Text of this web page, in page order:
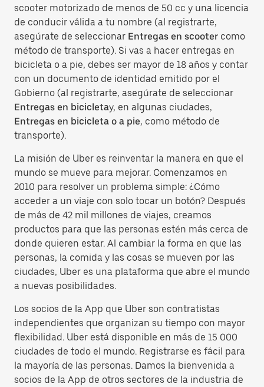
scooter motorizado de menos de 50 cc y una licencia
de conducir válida a tu nombre (al registrarte,
asegúrate de seleccionar Entregas en scooter como
método de transporte). Si vas a hacer entregas en
bicicleta o a pie, debes ser mayor de 18 años y contar
con un documento de identidad emitido por el
Gobierno (al registrarte, asegúrate de seleccionar
Entregas en bicicletay, en algunas ciudades,
Entregas en bicicleta o a pie, como método de
transporte).
La misión de Uber es reinventar la manera en que el
mundo se mueve para mejorar. Comenzamos en
2010 para resolver un problema simple: ¿Cómo
acceder a un viaje con solo tocar un botón? Después
de más de 42 mil millones de viajes, creamos
productos para que las personas estén más cerca de
donde quieren estar. Al cambiar la forma en que las
personas, la comida y las cosas se mueven por las
ciudades, Uber es una plataforma que abre el mundo
a nuevas posibilidades.
Los socios de la App que Uber son contratistas
independientes que organizan su tiempo con mayor
flexibilidad. Uber está disponible en más de 15 000
ciudades de todo el mundo. Registrarse es fácil para
la mayoría de las personas. Damos la bienvenida a
socios de la App de otros sectores de la industria de